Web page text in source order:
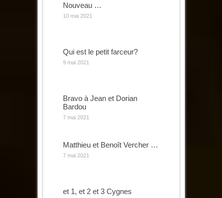
Nouveau …
10 mai 2021
Qui est le petit farceur?
9 mai 2021
Bravo à Jean et Dorian
Bardou
7 mai 2021
Matthieu et Benoît Vercher …
7 mai 2021
et 1, et 2 et 3 Cygnes